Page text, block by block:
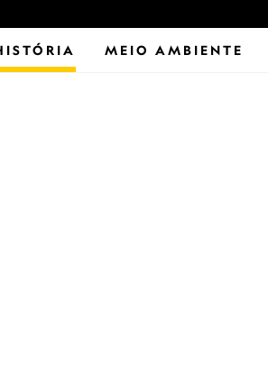
MEIO AMBIENTE